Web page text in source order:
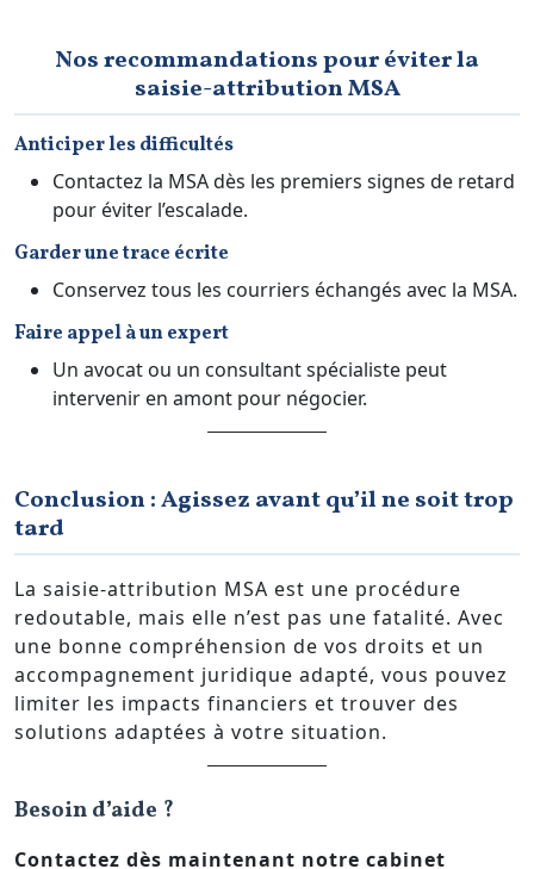
Nos recommandations pour éviter la
saisie-attribution MSA
Anticiper les difficultés
Contactez la MSA dès les premiers signes de retard
pour éviter l’escalade.
Garder une trace écrite
Conservez tous les courriers échangés avec la MSA.
Faire appel à un expert
Un avocat ou un consultant spécialiste peut
intervenir en amont pour négocier.
Conclusion : Agissez avant qu’il ne soit trop
tard
La saisie-attribution MSA est une procédure
redoutable, mais elle n’est pas une fatalité. Avec
une bonne compréhension de vos droits et un
accompagnement juridique adapté, vous pouvez
limiter les impacts financiers et trouver des
solutions adaptées à votre situation.
Besoin d’aide ?
Contactez dès maintenant notre cabinet